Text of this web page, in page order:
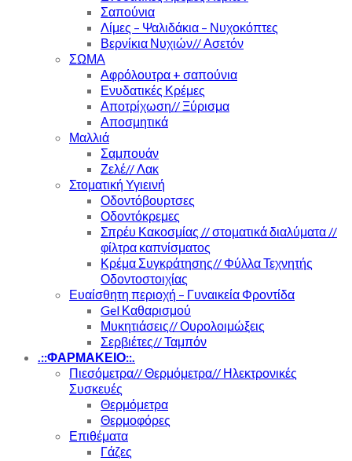
Σαπούνια
Λίμες – Ψαλιδάκια – Νυχοκόπτες
Βερνίκια Νυχιών// Ασετόν
ΣΩΜΑ
Αφρόλουτρα + σαπούνια
Ενυδατικές Κρέμες
Αποτρίχωση// Ξύρισμα
Αποσμητικά
Μαλλιά
Σαμπουάν
Ζελέ// Λακ
Στοματική Υγιεινή
Οδοντόβουρτσες
Οδοντόκρεμες
Σπρέυ Κακοσμίας // στοματικά διαλύματα //
φίλτρα καπνίσματος
Κρέμα Συγκράτησης// Φύλλα Τεχνητής
Οδοντοστοιχίας
Ευαίσθητη περιοχή – Γυναικεία Φροντίδα
Gel Καθαρισμού
Μυκητιάσεις// Ουρολοιμώξεις
Σερβιέτες// Ταμπόν
.::ΦΑΡΜΑΚΕΙΟ::.
Πιεσόμετρα// Θερμόμετρα// Ηλεκτρονικές
Συσκευές
Θερμόμετρα
Θερμοφόρες
Επιθέματα
Γάζες